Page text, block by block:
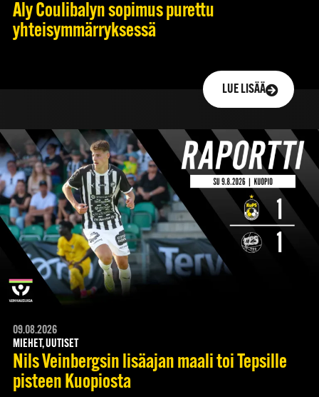
Aly Coulibalyn sopimus purettu
yhteisymmärryksessä
LUE LISÄÄ
09.08.2026
MIEHET, UUTISET
Nils Veinbergsin lisäajan maali toi Tepsille
pisteen Kuopiosta